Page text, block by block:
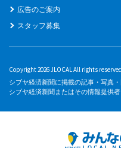
広告のご案内
スタッフ募集
Copyright 2026 JLOCAL All rights
シブヤ経済新聞に掲載の記事・写真
シブヤ経済新聞またはその情報提供者